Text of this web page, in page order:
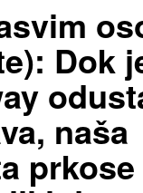
Dok
naša
prkose